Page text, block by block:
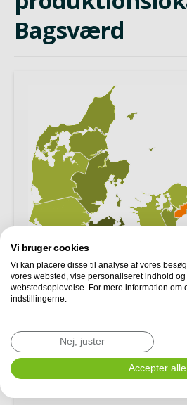
Bagsværd
Bagsværd
Ballerup
Hvidovre
Brøndby
Ishøj
Vi bruger cookies
Vi kan placere disse til analyse af vores
vores websted, vise personaliseret indhold
webstedsoplevelse. For mere information om
indstillingerne.
Nej, juster
Accepter alle